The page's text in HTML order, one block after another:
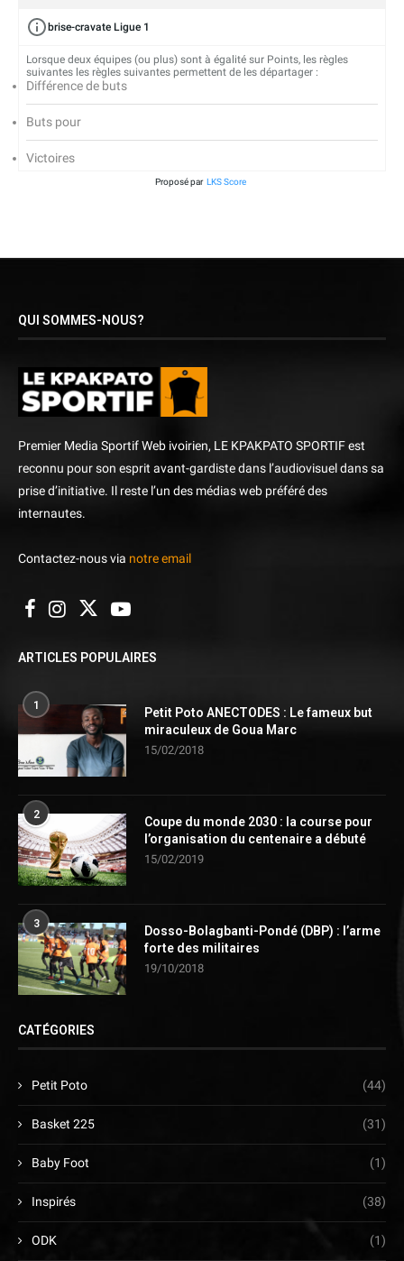
brise-cravate Ligue 1
Lorsque deux équipes (ou plus) sont à égalité sur Points, les règles
suivantes les règles suivantes permettent de les départager :
Différence de buts
Buts pour
Victoires
Proposé par LKS Score
QUI SOMMES-NOUS?
Premier Media Sportif Web ivoirien, LE KPAKPATO SPORTIF est
reconnu pour son esprit avant-gardiste dans l’audiovisuel dans sa
prise d’initiative. Il reste l’un des médias web préféré des
internautes.
Contactez-nous via notre email
ARTICLES POPULAIRES
1
Petit Poto ANECTODES : Le fameux but
miraculeux de Goua Marc
15/02/2018
2
Coupe du monde 2030 : la course pour
l’organisation du centenaire a débuté
15/02/2019
3
Dosso-Bolagbanti-Pondé (DBP) : l’arme
forte des militaires
19/10/2018
CATÉGORIES
Petit Poto (44)
Basket 225 (31)
Baby Foot (1)
Inspirés (38)
ODK (1)